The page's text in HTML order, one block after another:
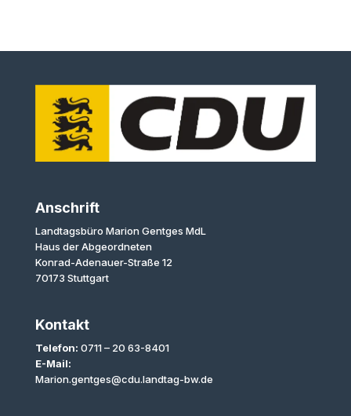
Anschrift
Landtagsbüro Marion Gentges MdL
Haus der Abgeordneten
Konrad-Adenauer-Straße 12
70173 Stuttgart
Kontakt
Telefon: 0711 – 20 63-8401
E-Mail:
Marion.gentges@cdu.landtag-bw.de